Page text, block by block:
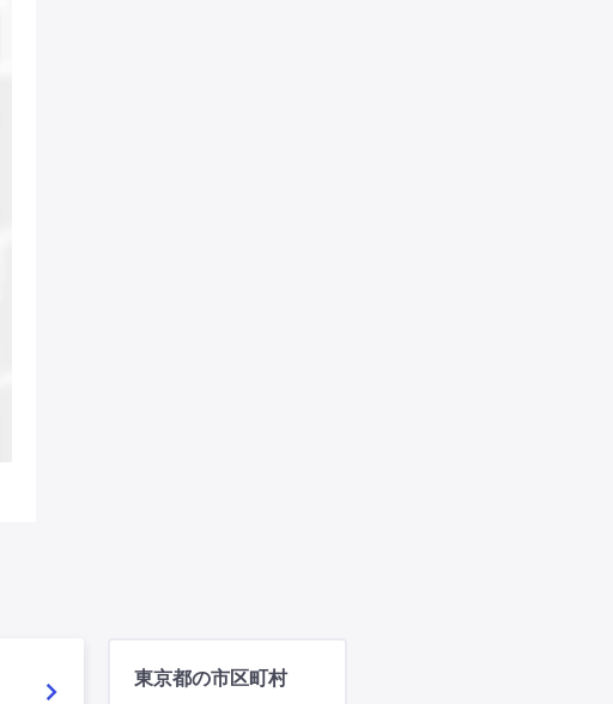
東京都の市区町村